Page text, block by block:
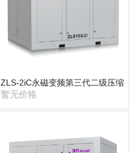
ZLS-2iC永磁变频第三代二级压缩
空压机
暂无价格